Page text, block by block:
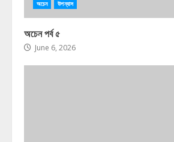
অচেন উপন্যাস
অচেন পর্ব ৫
June 6, 2026